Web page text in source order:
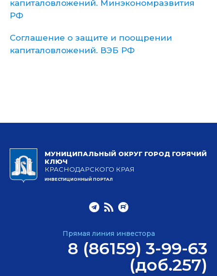
капиталовложений. Минэкономразвития
РФ
Соглашение о защите и поощрении
капиталовложений. ВЭБ РФ
МУНИЦИПАЛЬНЫЙ ОКРУГ ГОРОД ГОРЯЧИЙ
КЛЮЧ
КРАСНОДАРСКОГО КРАЯ
ИНВЕСТИЦИОННЫЙ ПОРТАЛ
Прямая линия инвестора
8 (86159) 3-99-63
(доб.257)